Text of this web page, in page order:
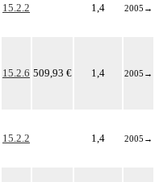
15.2.2 1,4 2005 →
15.2.6 509,93 € 1,4 2005 →
15.2.2 1,4 2005 →